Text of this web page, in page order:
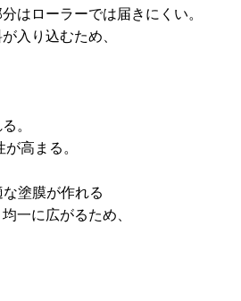
はローラーでは届きにくい。
入り込むため、
。
高まる。
塗膜が作れる
一に広がるため、